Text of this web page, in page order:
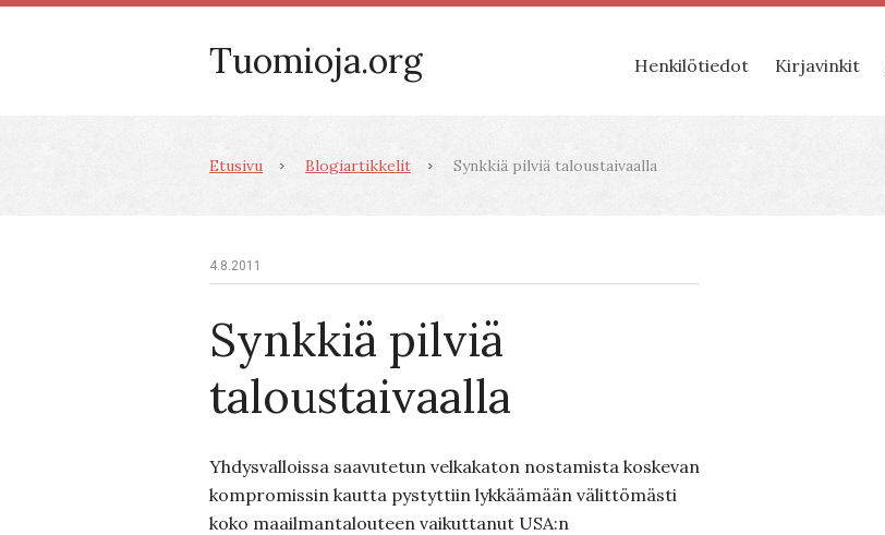
Tuomioja.org Henkilötiedot Kirjavinkit
Etusivu Blogiartikkelit Synkkiä pilviä taloustaivaalla
4.8.2011
Synkkiä pilviä
taloustaivaalla
Yhdysvalloissa saavutetun velkakaton nostamista koskevan
kompromissin kautta pystyttiin lykkäämään välittömästi
koko maailmantalouteen vaikuttanut USA:n